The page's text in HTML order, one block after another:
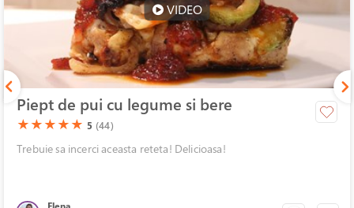
VIDEO
Piept de pui cu legume si bere
(*)
★(*)
★(*)
★(*)
★(*)
★ 5 (44)
Trebuie sa incerci aceasta reteta! Delicioasa!